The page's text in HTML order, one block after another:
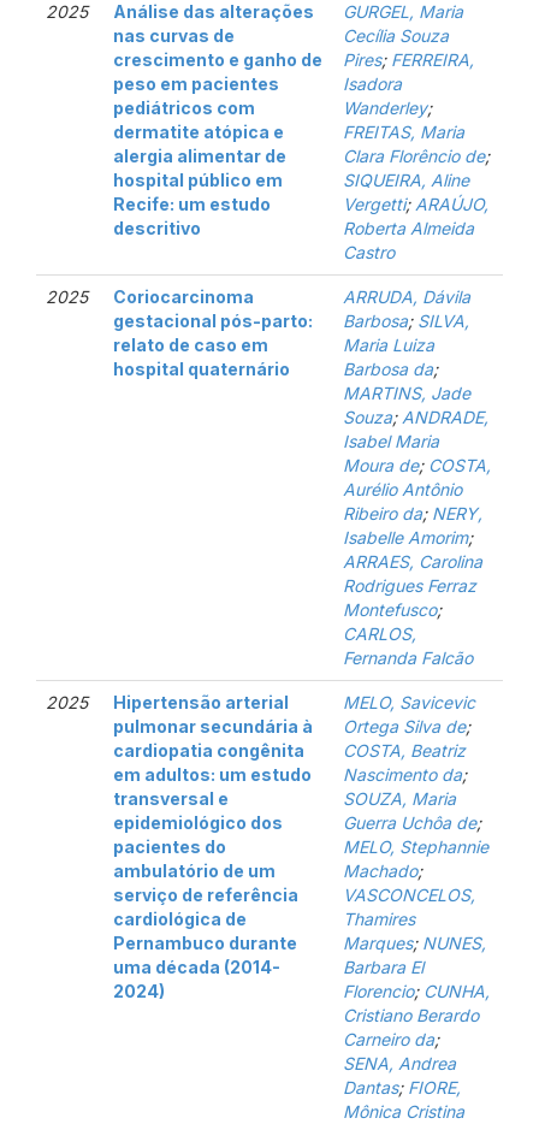
2025
Análise das alterações
nas curvas de
crescimento e ganho de
peso em pacientes
pediátricos com
dermatite atópica e
alergia alimentar de
hospital público em
Recife: um estudo
descritivo
GURGEL, Maria
Cecília Souza
Pires; FERREIRA,
Isadora
Wanderley;
FREITAS, Maria
Clara Florêncio de;
SIQUEIRA, Aline
Vergetti; ARAÚJO,
Roberta Almeida
Castro
2025
Coriocarcinoma
gestacional pós-parto:
relato de caso em
hospital quaternário
ARRUDA, Dávila
Barbosa; SILVA,
Maria Luiza
Barbosa da;
MARTINS, Jade
Souza; ANDRADE,
Isabel Maria
Moura de; COSTA,
Aurélio Antônio
Ribeiro da; NERY,
Isabelle Amorim;
ARRAES, Carolina
Rodrigues Ferraz
Montefusco;
CARLOS,
Fernanda Falcão
2025
Hipertensão arterial
pulmonar secundária à
cardiopatia congênita
em adultos: um estudo
transversal e
epidemiológico dos
pacientes do
ambulatório de um
serviço de referência
cardiológica de
Pernambuco durante
uma década (2014-
2024)
MELO, Savicevic
Ortega Silva de;
COSTA, Beatriz
Nascimento da;
SOUZA, Maria
Guerra Uchôa de;
MELO, Stephannie
Machado;
VASCONCELOS,
Thamires
Marques; NUNES,
Barbara El
Florencio; CUNHA,
Cristiano Berardo
Carneiro da;
SENA, Andrea
Dantas; FIORE,
Mônica Cristina